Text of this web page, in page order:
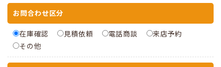
お問合わせ区分
在庫確認 見積依頼 電話商談
来店予約
その他